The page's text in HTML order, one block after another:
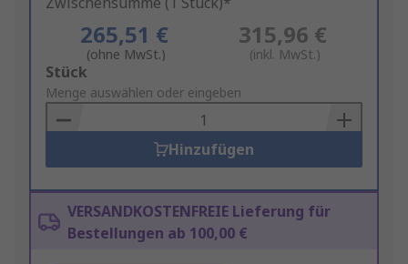
265,51 €
(ohne MwSt.)
315,96 €
(inkl. MwSt.)
Add
to
Basket
Stück
Menge auswählen oder eingeben
Hinzufügen
VERSANDKOSTENFREIE Lieferung für
Bestellungen ab 100,00 €